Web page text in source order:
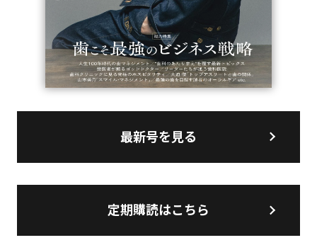
最新号を見る
定期購読はこちら